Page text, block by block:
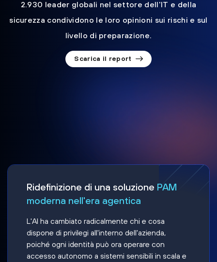
2.930 leader globali nel settore dell'IT e della
sicurezza condividono le loro opinioni sui rischi e sul
livello di preparazione.
Scarica il report
Ridefinizione di una soluzione PAM
moderna nell'era agentica
L'AI ha cambiato radicalmente chi e cosa
dispone di privilegi all'interno dell'azienda,
poiché ogni identità può ora operare con
accesso autonomo a sistemi sensibili in scala e